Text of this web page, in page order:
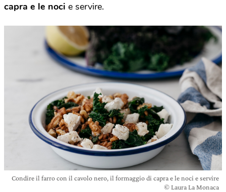
capra e le noci e servire.
Condire il farro con il cavolo nero, il formaggio di capra e le noci e servire
© Laura La Monaca